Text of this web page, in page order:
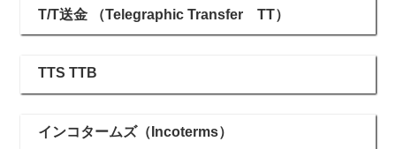
T/T送金 （Telegraphic Transfer TT）
TTS TTB
インコタームズ（Incoterms）